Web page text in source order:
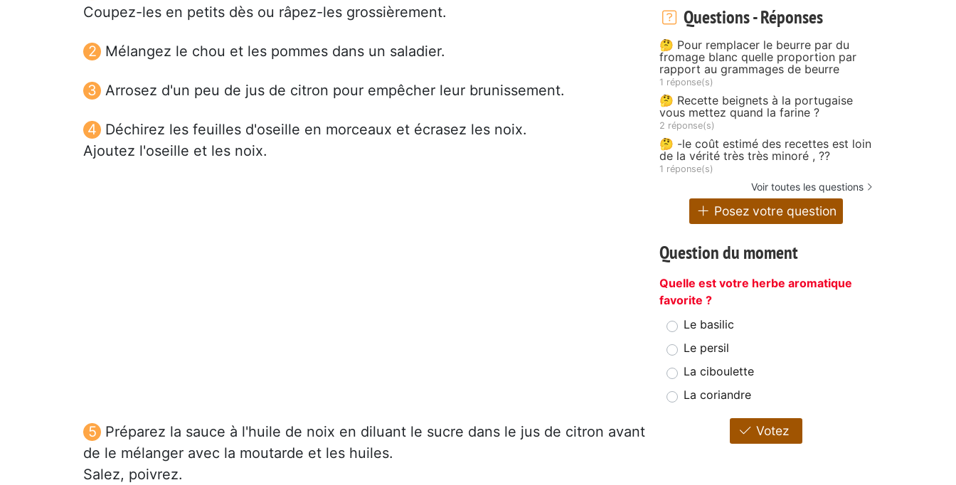
Coupez-les en petits dès ou râpez-les grossièrement.
Mélangez le chou et les pommes dans un saladier.
Arrosez d'un peu de jus de citron pour empêcher leur brunissement.
Déchirez les feuilles d'oseille en morceaux et écrasez les noix.
Ajoutez l'oseille et les noix.
Préparez la sauce à l'huile de noix en diluant le sucre dans le jus de citron avant
de le mélanger avec la moutarde et les huiles.
Salez, poivrez.
Questions - Réponses
🤔 Pour remplacer le beurre par du
fromage blanc quelle proportion par
rapport au grammages de beurre
1 réponse(s)
🤔 Recette beignets à la portugaise
vous mettez quand la farine ?
2 réponse(s)
🤔 -le coût estimé des recettes est loin
de la vérité très très minoré , ??
1 réponse(s)
Voir toutes les questions
Posez votre question
Question du moment
Quelle est votre herbe aromatique
favorite ?
Le basilic
Le persil
La ciboulette
La coriandre
Votez